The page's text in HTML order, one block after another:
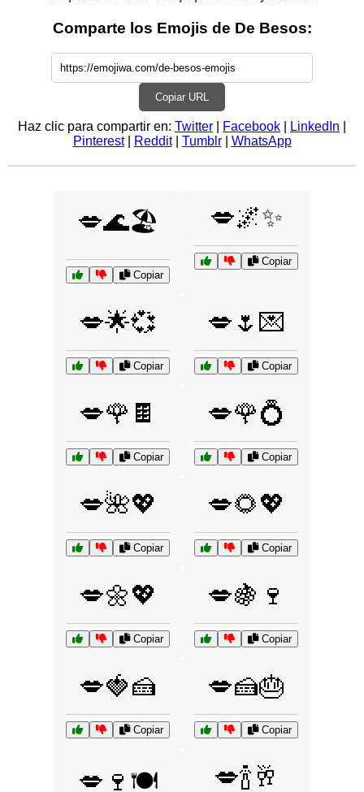
Comparte los Emojis de De Besos:
Copiar URL
Haz clic para compartir en: Twitter Facebook LinkedIn
Pinterest| Reddit| Tumblr| WhatsApp
💋🌊🏖️
Copiar
💋🌌✨
Copiar
💋🌟💞
Copiar
💋🌷💌
Copiar
💋🌹🍫
Copiar
💋🌹💍
Copiar
💋🌺💖
Copiar
💋🌻💖
Copiar
💋🌼💖
Copiar
💋🍇🍷
Copiar
💋🍓🍰
Copiar
💋🍰🎂
Copiar
💋🍷🍽️ 💋🍾🥂